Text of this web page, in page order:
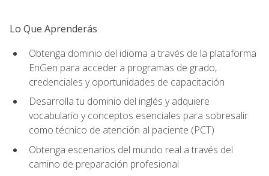
Lo Que Aprenderás
Obtenga dominio del idioma a través de la plataforma
EnGen para acceder a programas de grado,
credenciales y oportunidades de capacitación
Desarrolla tu dominio del inglés y adquiere
vocabulario y conceptos esenciales para sobresalir
como técnico de atención al paciente (PCT)
Obtenga escenarios del mundo real a través del
camino de preparación profesional